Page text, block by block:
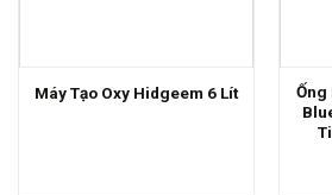
Máy Tạo Oxy Hidgeem 6 Lít
Ống